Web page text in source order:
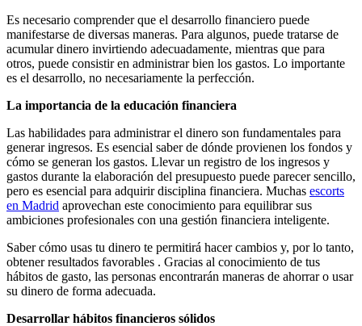
Es necesario comprender que el desarrollo financiero puede
manifestarse de diversas maneras. Para algunos, puede tratarse de
acumular dinero invirtiendo adecuadamente, mientras que para
otros, puede consistir en administrar bien los gastos. Lo importante
es el desarrollo, no necesariamente la perfección.
La importancia de la educación financiera
Las habilidades para administrar el dinero son fundamentales para
generar ingresos. Es esencial saber de dónde provienen los fondos y
cómo se generan los gastos. Llevar un registro de los ingresos y
gastos durante la elaboración del presupuesto puede parecer sencillo,
pero es esencial para adquirir disciplina financiera. Muchas escorts
en Madrid aprovechan este conocimiento para equilibrar sus
ambiciones profesionales con una gestión financiera inteligente.
Saber cómo usas tu dinero te permitirá hacer cambios y, por lo tanto,
obtener resultados favorables . Gracias al conocimiento de tus
hábitos de gasto, las personas encontrarán maneras de ahorrar o usar
su dinero de forma adecuada.
Desarrollar hábitos financieros sólidos